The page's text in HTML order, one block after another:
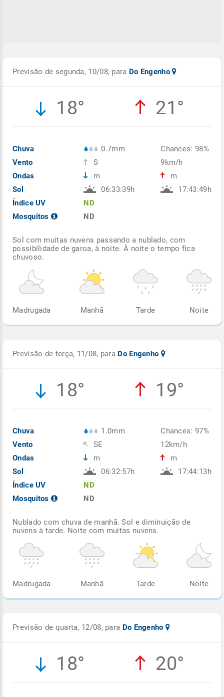
Previsão de segunda, 10/08, para Do Engenho
18° 21°
Chuva
Vento
Ondas
Sol
Índice UV
Mosquitos
0.7mm
S
m
06:33:39h
ND
ND
Chances: 98%
9km/h
m
17:43:49h
Sol com muitas nuvens passando a nublado, com
possibilidade de garoa, à noite. À noite o tempo fica
chuvoso.
Madrugada Manhã Tarde Noite
Previsão de terça, 11/08, para Do Engenho
18° 19°
Chuva
Vento
Ondas
Sol
Índice UV
Mosquitos
1.0mm
SE
m
06:32:57h
ND
ND
Chances: 97%
12km/h
m
17:44:13h
Nublado com chuva de manhã. Sol e diminuição de
nuvens à tarde. Noite com muitas nuvens.
Madrugada Manhã Tarde Noite
Previsão de quarta, 12/08, para Do Engenho
18° 20°